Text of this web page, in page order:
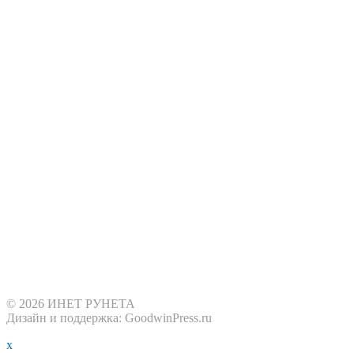
© 2026 ИНЕТ РУНЕТА
Дизайн и поддержка: GoodwinPress.ru
x